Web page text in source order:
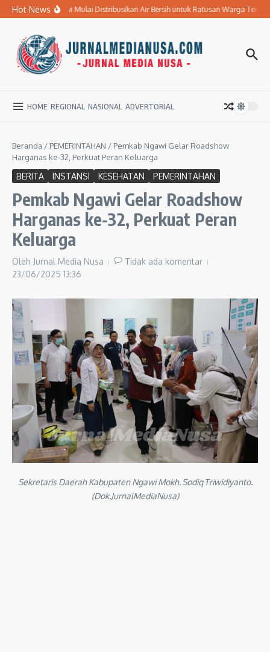
Lewati ke konten
Hot News
BPBD Ngawi Mulai Distribusikan Air Bersih untuk Ratusan Warga
HOME REGIONAL NASIONAL ADVERTORIAL
Beranda / PEMERINTAHAN / Pemkab Ngawi Gelar Roadshow
Harganas ke-32, Perkuat Peran Keluarga
BERITA INSTANSI KESEHATAN PEMERINTAHAN
Pemkab Ngawi Gelar Roadshow
Harganas ke-32, Perkuat Peran
Keluarga
Oleh Jurnal Media Nusa
Tidak ada komentar
23/06/2025 13:36
Sekretaris Daerah Kabupaten Ngawi Mokh. Sodiq Triwidiyanto.
(Dok.JurnalMediaNusa)